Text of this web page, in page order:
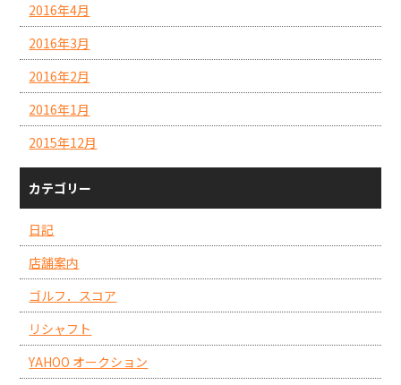
2016年4月
2016年3月
2016年2月
2016年1月
2015年12月
カテゴリー
日記
店舗案内
ゴルフ．スコア
リシャフト
YAHOO オークション